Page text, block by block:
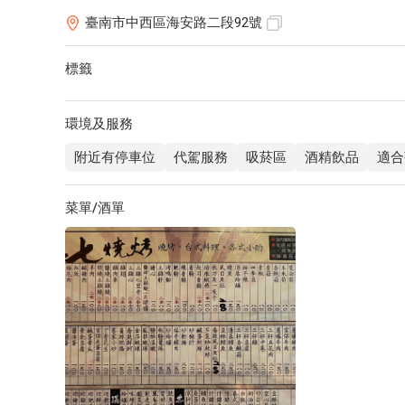
臺南市中西區海安路二段92號
標籤
環境及服務
附近有停車位 代駕服務 吸菸區 酒精飲品 適
菜單/酒單